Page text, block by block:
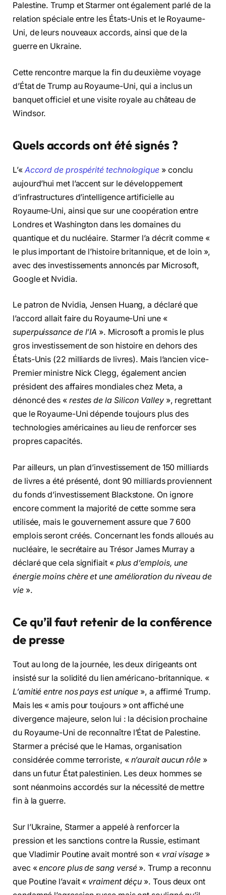
Palestine. Trump et Starmer ont également parlé de la
relation spéciale entre les États-Unis et le Royaume-
Uni, de leurs nouveaux accords, ainsi que de la
guerre en Ukraine.
Cette rencontre marque la fin du deuxième voyage
d’État de Trump au Royaume-Uni, qui a inclus un
banquet officiel et une visite royale au château de
Windsor.
Quels accords ont été signés ?
L’« Accord de prospérité technologique» conclu
aujourd’hui met l’accent sur le développement
d’infrastructures d’intelligence artificielle au
Royaume-Uni, ainsi que sur une coopération entre
Londres et Washington dans les domaines du
quantique et du nucléaire. Starmer l’a décrit comme «
le plus important de l’histoire britannique, et de loin »,
avec des investissements annoncés par Microsoft,
Google et Nvidia.
Le patron de Nvidia, Jensen Huang, a déclaré que
l’accord allait faire du Royaume-Uni une «
superpuissance de l’IA ». Microsoft a promis le plus
gros investissement de son histoire en dehors des
États-Unis (22 milliards de livres). Mais l’ancien vice-
Premier ministre Nick Clegg, également ancien
président des affaires mondiales chez Meta, a
dénoncé des « restes de la Silicon Valley», regrettant
que le Royaume-Uni dépende toujours plus des
technologies américaines au lieu de renforcer ses
propres capacités.
Par ailleurs, un plan d’investissement de 150 milliards
de livres a été présenté, dont 90 milliards proviennent
du fonds d’investissement Blackstone. On ignore
encore comment la majorité de cette somme sera
utilisée, mais le gouvernement assure que 7 600
emplois seront créés. Concernant les fonds alloués au
nucléaire, le secrétaire au Trésor James Murray a
déclaré que cela signifiait «plus d’emplois, une
énergie moins chère et une amélioration du niveau de
vie».
Ce qu’il faut retenir de la conférence
de presse
Tout au long de la journée, les deux dirigeants ont
insisté sur la solidité du lien américano-britannique. «
L’amitié entre nos pays est unique », a affirmé Trump.
Mais les « amis pour toujours » ont affiché une
divergence majeure, selon lui : la décision prochaine
du Royaume-Uni de reconnaître l’État de Palestine.
Starmer a précisé que le Hamas, organisation
considérée comme terroriste, « n’aurait aucun rôle »
dans un futur État palestinien. Les deux hommes se
sont néanmoins accordés sur la nécessité de mettre
fin à la guerre.
Sur l’Ukraine, Starmer a appelé à renforcer la
pression et les sanctions contre la Russie, estimant
que Vladimir Poutine avait montré son « vrai visage»
avec «encore plus de sang versé». Trump a reconnu
que Poutine l’avait « vraiment déçu ». Tous deux ont